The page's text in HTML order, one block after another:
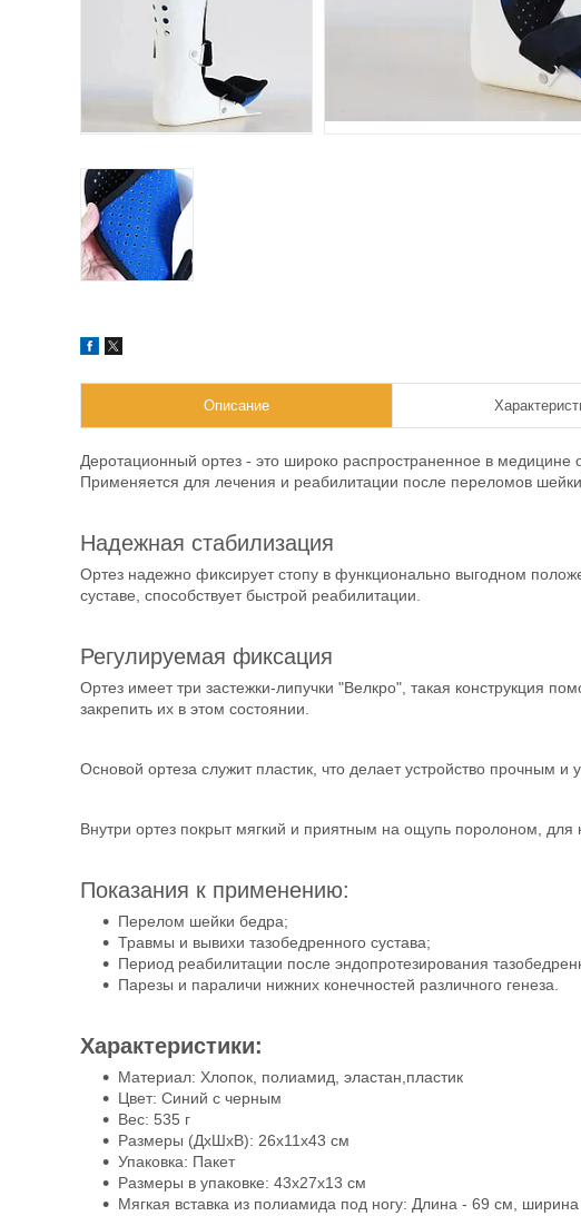
Описание
Деротационный ортез - это широко распространенное в медицине
Применяется для лечения и реабилитации после переломов
Надежная стабилизация
Ортез надежно фиксирует стопу в функционально выгодном
суставе, способствует быстрой реабилитации.
Регулируемая фиксация
Ортез имеет три застежки-липучки "Велкро", такая конструкция
закрепить их в этом состоянии.
Основой ортеза служит пластик, что делает устройство прочным и
Внутри ортез покрыт мягкий и приятным на ощупь поролоном, для
Показания к применению:
Перелом шейки бедра;
Травмы и вывихи тазобедренного сустава;
Период реабилитации после эндопротезирования
Парезы и параличи нижних конечностей различного генеза.
Характеристики:
Материал: Хлопок, полиамид, эластан,пластик
Цвет: Синий с черным
Вес: 535 г
Размеры (ДхШхВ): 26х11х43 см
Упаковка: Пакет
Размеры в упаковке: 43х27х13 см
Мягкая вставка из полиамида под ногу: Длина - 69 см,